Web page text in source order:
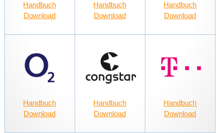
Handbuch
Download
Handbuch
Download
Handbuch
Download
Handbuch
Download
Handbuch
Download
Handbuch
Download